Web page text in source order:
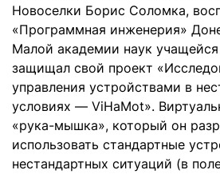
Новоселки Борис Соломка,
«Программная инженерия»
Малой академии наук
защищал свой проект
управления устройствами в
условиях — ViHaMot».
«рука-мышка», который он
использовать стандартные
нестандартных ситуаций (в